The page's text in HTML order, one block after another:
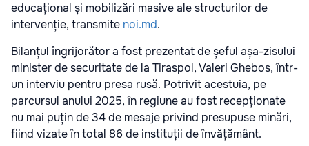
educațional și mobilizări masive ale structurilor de
intervenție, transmite noi.md.
Bilanțul îngrijorător a fost prezentat de șeful așa-zisului
minister de securitate de la Tiraspol, Valeri Ghebos, într-
un interviu pentru presa rusă. Potrivit acestuia, pe
parcursul anului 2025, în regiune au fost recepționate
nu mai puțin de 34 de mesaje privind presupuse minări,
fiind vizate în total 86 de instituții de învățământ.